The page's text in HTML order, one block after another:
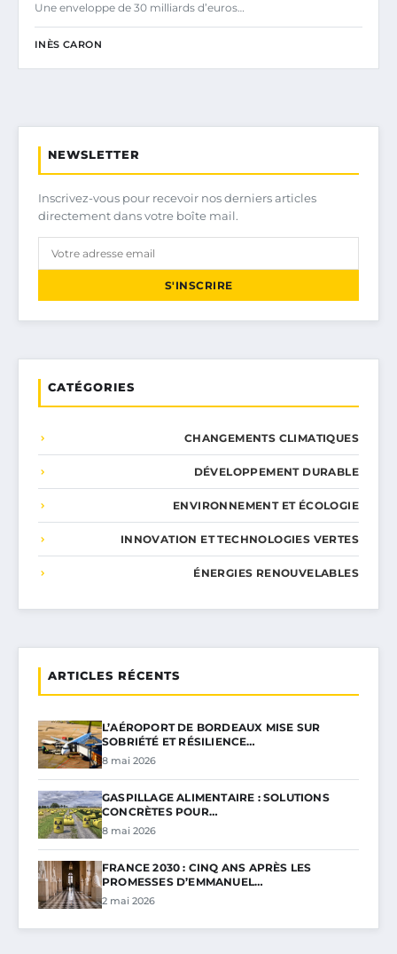
Une enveloppe de 30 milliards d’euros…
INÈS CARON
NEWSLETTER
Inscrivez-vous pour recevoir nos derniers articles
directement dans votre boîte mail.
S'INSCRIRE
CATÉGORIES
CHANGEMENTS CLIMATIQUES
DÉVELOPPEMENT DURABLE
ENVIRONNEMENT ET ÉCOLOGIE
INNOVATION ET TECHNOLOGIES VERTES
ÉNERGIES RENOUVELABLES
ARTICLES RÉCENTS
L’AÉROPORT DE BORDEAUX MISE SUR
SOBRIÉTÉ ET RÉSILIENCE…
8 mai 2026
GASPILLAGE ALIMENTAIRE : SOLUTIONS
CONCRÈTES POUR…
8 mai 2026
FRANCE 2030 : CINQ ANS APRÈS LES
PROMESSES D’EMMANUEL…
2 mai 2026